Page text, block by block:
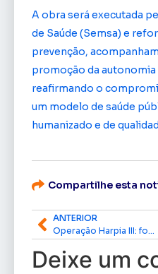
A obra será executada
de Saúde (Semsa) e
prevenção,
promoção da autonomia
reafirmando o
um modelo de saúde
humanizado e de
Compartilhe esta
ANTERIOR
Deixe um